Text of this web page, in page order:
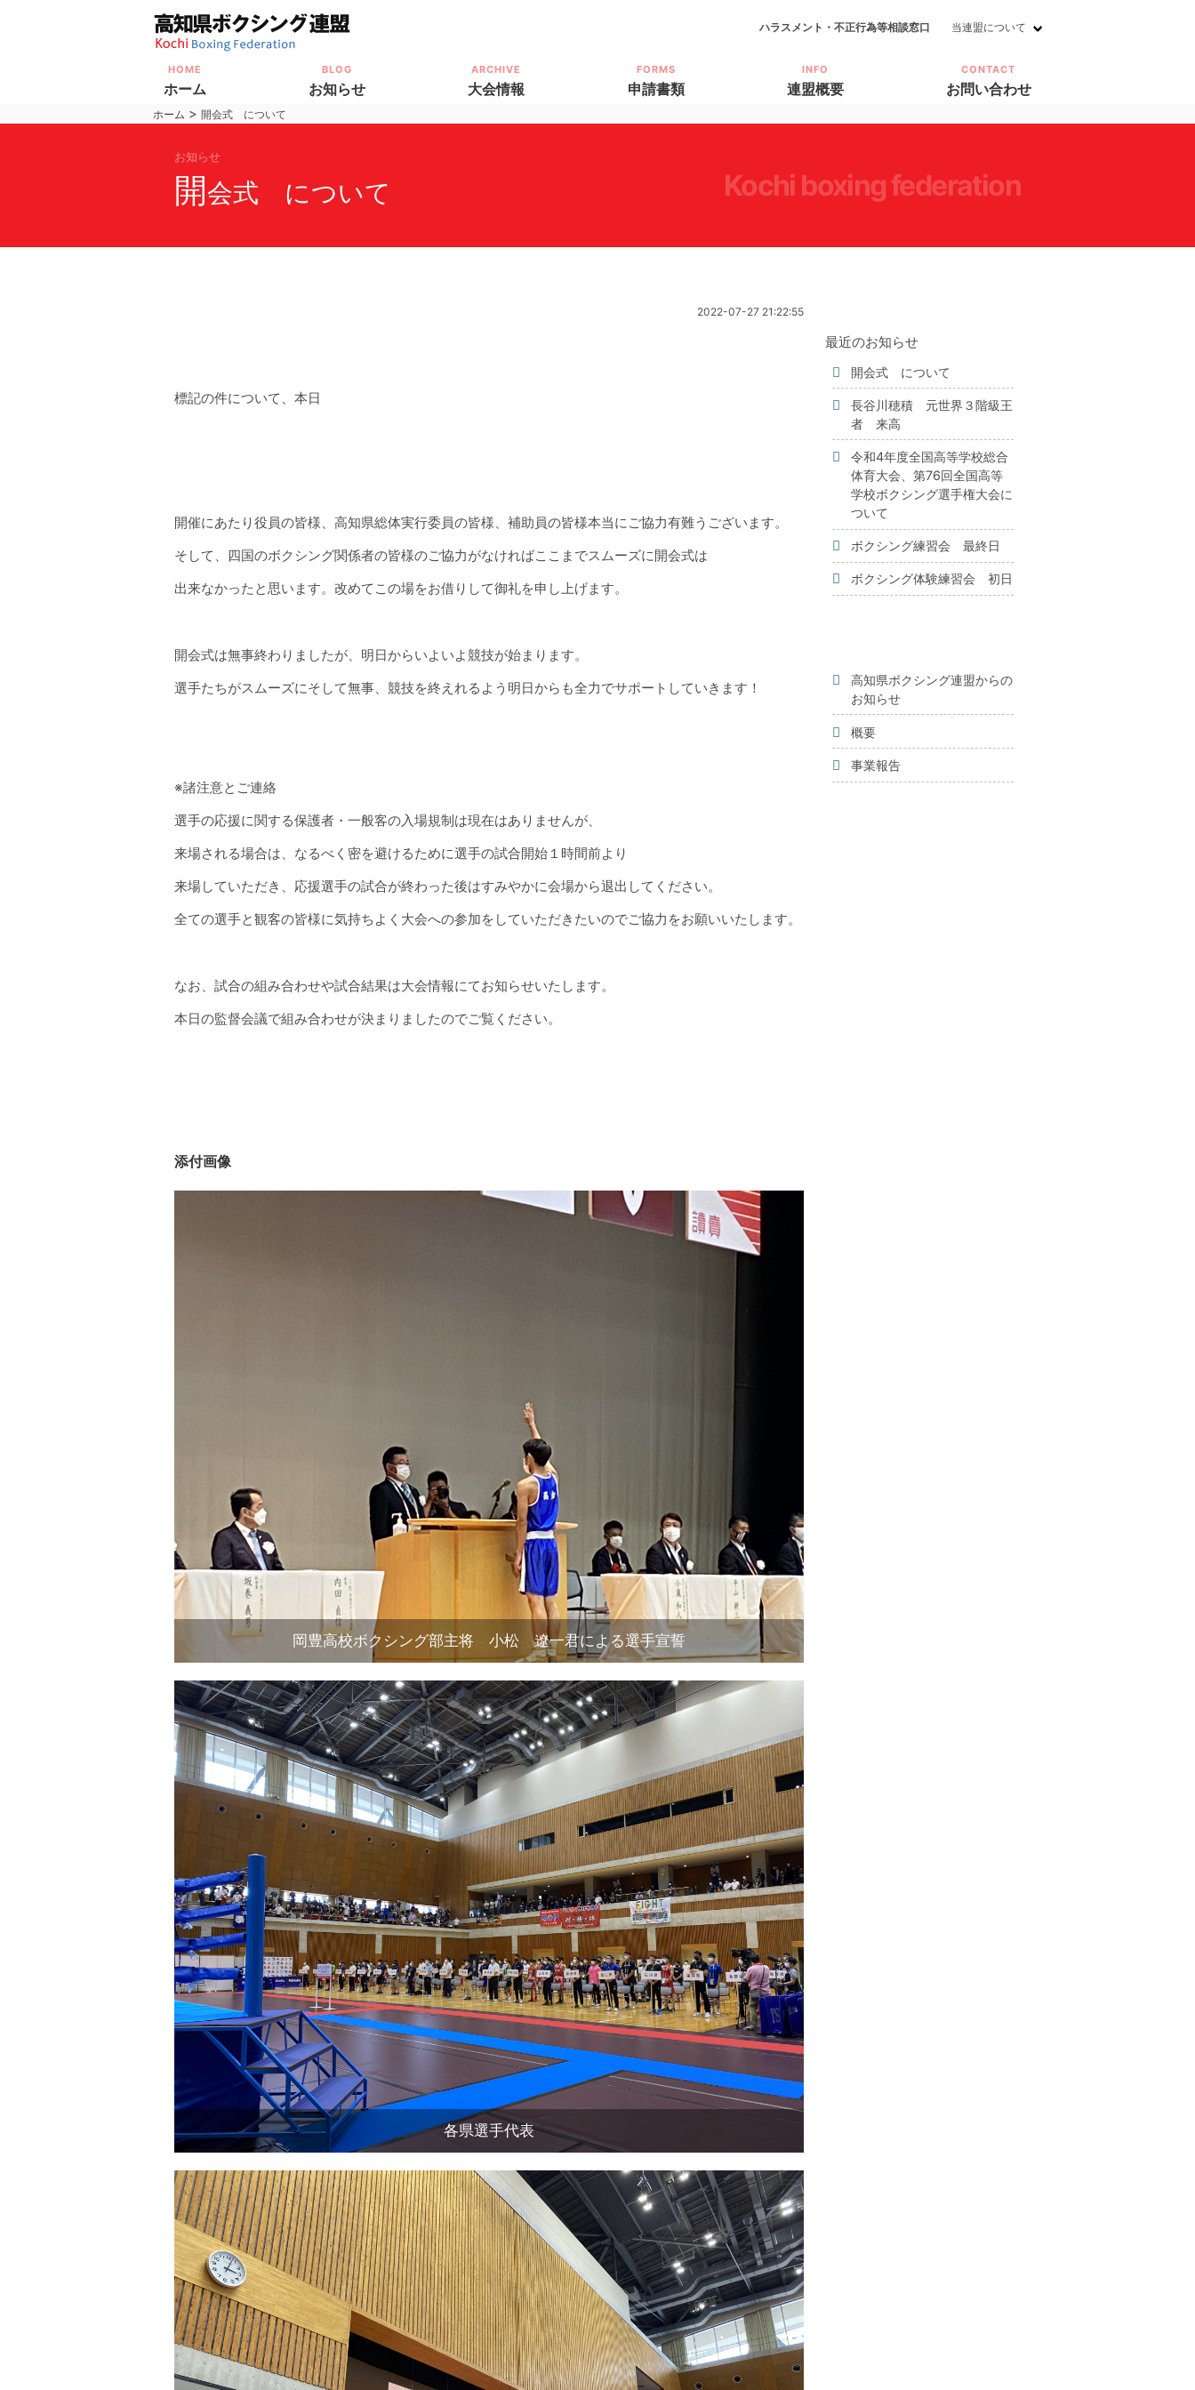
ハラスメント・不正行為等相談窓口 当連盟について
HOME
ホーム
BLOG
お知らせ
ARCHIVE
大会情報
FORMS
申請書類
INFO
連盟概要
CONTACT
お問い合わせ
ホーム > 開会式 について
kochi boxing federation
お知らせ
開会式 について
2022-07-27 21:22:55
標記の件について、本日
開催にあたり役員の皆様、高知県総体実行委員の皆様、補助員の皆様本当にご協力有難うございます。
そして、四国のボクシング関係者の皆様のご協力がなければここまでスムーズに開会式は
出来なかったと思います。改めてこの場をお借りして御礼を申し上げます。
開会式は無事終わりましたが、明日からいよいよ競技が始まります。
選手たちがスムーズにそして無事、競技を終えれるよう明日からも全力でサポートしていきます！
※諸注意とご連絡
選手の応援に関する保護者・一般客の入場規制は現在はありませんが、
来場される場合は、なるべく密を避けるために選手の試合開始１時間前より
来場していただき、応援選手の試合が終わった後はすみやかに会場から退出してください。
全ての選手と観客の皆様に気持ちよく大会への参加をしていただきたいのでご協力をお願いいたします。
なお、試合の組み合わせや試合結果は大会情報にてお知らせいたします。
本日の監督会議で組み合わせが決まりましたのでご覧ください。
添付画像
岡豊高校ボクシング部主将 小松 遼一君による選手宣誓
各県選手代表
最近のお知らせ
開会式 について
長谷川穂積 元世界３階級王
者 来高
令和4年度全国高等学校総合
体育大会、第76回全国高等
学校ボクシング選手権大会に
ついて
ボクシング練習会 最終日
ボクシング体験練習会 初日
高知県ボクシング連盟からの
お知らせ
概要
事業報告